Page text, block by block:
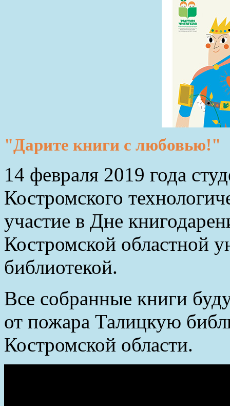
"Дарите книги с любовью!"
14 февраля 2019 года
Костромского
участие в Дне
Костромской областной
библиотекой.
Все собранные книги
от пожара Талицкую
Костромской области.